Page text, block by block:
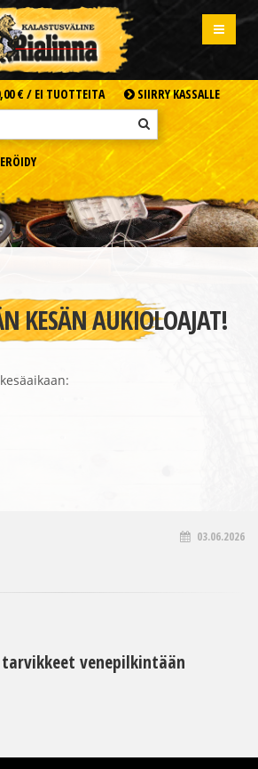
€ / EI TUOTTEITA SIIRRY KASSALLE
KESÄN AUKIOLOAJAT!
03.06.2026
venepilkintään